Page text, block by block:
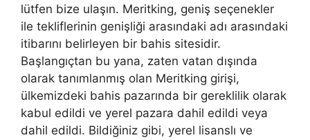
lütfen bize ulaşın. Meritking, geniş seçenekler
ile tekliflerinin genişliği arasındaki adı arasındaki
itibarını belirleyen bir bahis sitesidir.
Başlangıçtan bu yana, zaten vatan dışında
olarak tanımlanmış olan Meritking girişi,
ülkemizdeki bahis pazarında bir gereklilik olarak
kabul edildi ve yerel pazara dahil edildi veya
dahil edildi. Bildiğiniz gibi, yerel lisanslı ve